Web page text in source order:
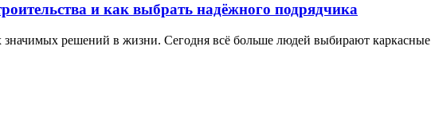
и как выбрать надёжного подрядчика
решений в жизни. Сегодня всё больше людей выбирают каркасные